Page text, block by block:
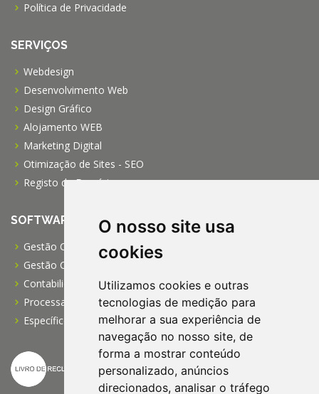
O nosso site usa
cookies
Utilizamos cookies e outras
tecnologias de medição para
melhorar a sua experiência de
navegação no nosso site, de
forma a mostrar conteúdo
personalizado, anúncios
direcionados, analisar o tráfego
Política de Privacidade
SERVIÇOS
Webdesign
Desenvolvimento Web
Design Gráfico
Alojamento WEB
Marketing Digital
Otimização de Sites - SEO
Registo de Domínios
SOFTWARE
Gestão Comercial PRO
Gestão Comercial PME
Contabilidade Profissional
Processamento de Salários
Específico para IPSS